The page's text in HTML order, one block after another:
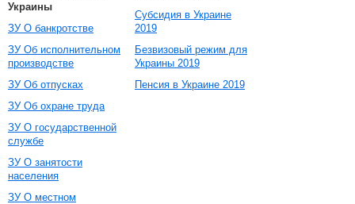
Украины
ЗУ О банкротстве
ЗУ Об исполнительном
производстве
ЗУ Об отпусках
ЗУ Об охране труда
ЗУ О государственной
службе
ЗУ О занятости
населения
ЗУ О местном
Субсидия в Украине
2019
Безвизовый режим для
Украины 2019
Пенсия в Украине 2019